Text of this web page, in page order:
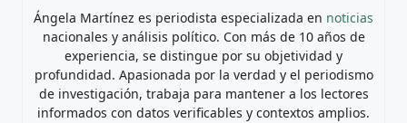
Ángela Martínez es periodista especializada en noticias
nacionales y análisis político. Con más de 10 años de
experiencia, se distingue por su objetividad y
profundidad. Apasionada por la verdad y el periodismo
de investigación, trabaja para mantener a los lectores
informados con datos verificables y contextos amplios.